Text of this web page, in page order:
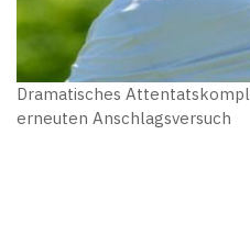
Dramatisches
erneuten Anschlagsversuch